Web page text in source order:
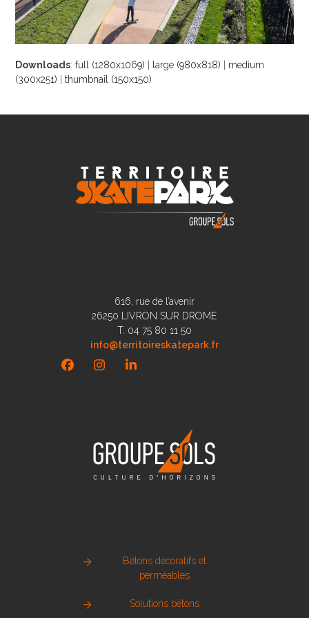
Downloads:full (1280x1069) large (980x818)
medium
(300x251) |thumbnail (150x150)
616, rue de l’avenir
26250 LIVRON SUR DROME
T. 04 75 80 11 50
info@territoireskatepark.fr
FacebookInstagramLinkedIn
Bétons décoratifs et
perméables
Solutions bétons